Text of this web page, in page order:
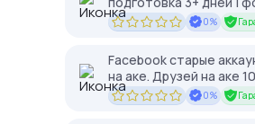
0%
Facebook старые
на аке. Друзей на аке
0%